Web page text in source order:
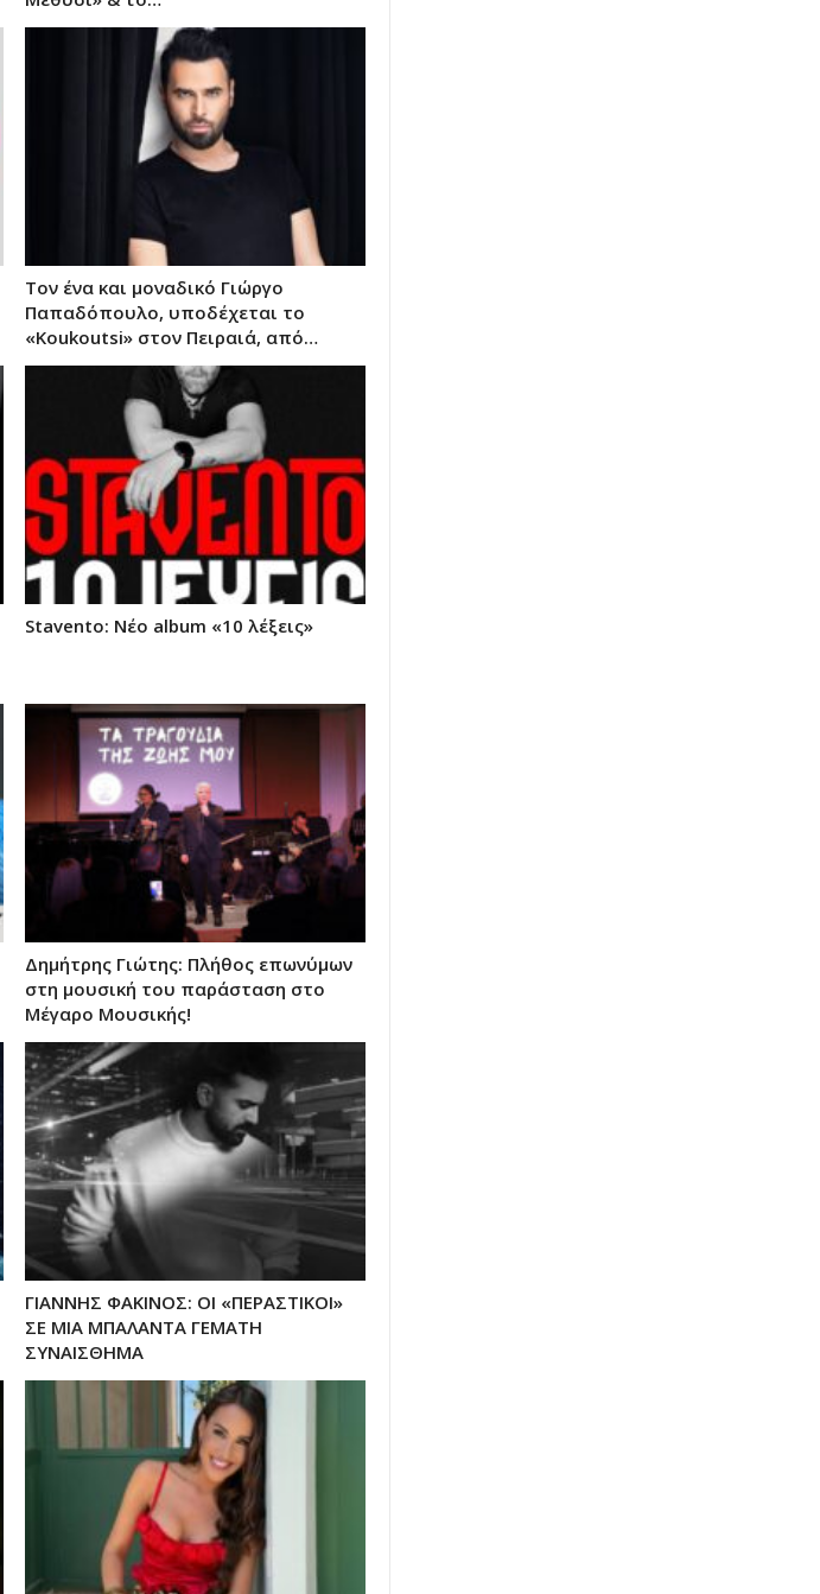
Τον ένα και μοναδικό Γιώργο
Παπαδόπουλο, υποδέχεται το
«Koukoutsi» στον Πειραιά, από…
Stavento: Νέο album «10 λέξεις»
Δημήτρης Γιώτης: Πλήθος επωνύμων
στη μουσική του παράσταση στο
Μέγαρο Μουσικής!
ΓΙΑΝΝΗΣ ΦΑΚΙΝΟΣ: ΟΙ «ΠΕΡΑΣΤΙΚΟΙ»
ΣΕ ΜΙΑ ΜΠΑΛΑΝΤΑ ΓΕΜΑΤΗ
ΣΥΝΑΙΣΘΗΜΑ